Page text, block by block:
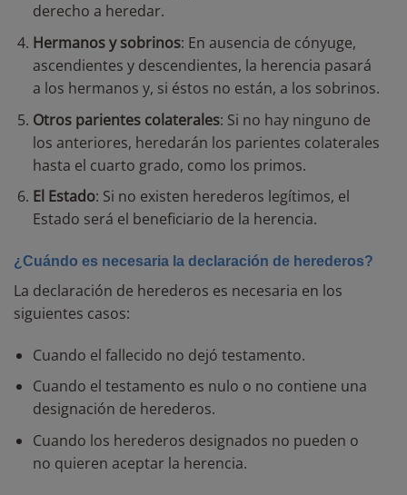
derecho a heredar.
Hermanos y sobrinos: En ausencia de cónyuge,
ascendientes y descendientes, la herencia pasará
a los hermanos y, si éstos no están, a los sobrinos.
Otros parientes colaterales: Si no hay ninguno de
los anteriores, heredarán los parientes colaterales
hasta el cuarto grado, como los primos.
El Estado: Si no existen herederos legítimos, el
Estado será el beneficiario de la herencia.
¿Cuándo es necesaria la declaración de herederos?
La declaración de herederos es necesaria en los
siguientes casos:
Cuando el fallecido no dejó testamento.
Cuando el testamento es nulo o no contiene una
designación de herederos.
Cuando los herederos designados no pueden o
no quieren aceptar la herencia.